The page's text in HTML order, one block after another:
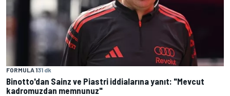
FORMULA 131 dk
Binotto'dan Sainz ve Piastri iddialarına yanıt: "Mevcut
kadromuzdan memnunuz"